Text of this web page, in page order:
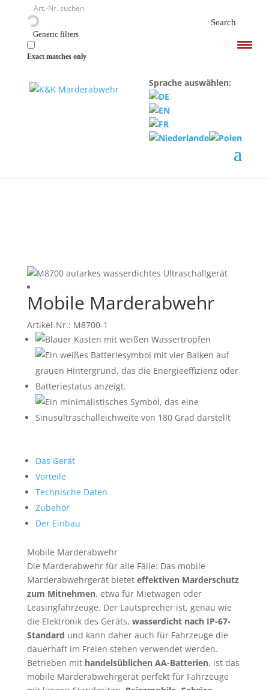
Search
Generic filters
Exact matches only
Sprache auswählen:
Marderschutz bei Opel
Mobile Marderabwehr
Artikel-Nr.: M8700-1
Das Gerät
Vorteile
Technische Daten
Zubehör
Der Einbau
Mobile Marderabwehr
Die Marderabwehr für alle Fälle: Das mobile
Marderabwehrgerät bietet effektiven Marderschutz
zum Mitnehmen, etwa für Mietwagen oder
Leasingfahrzeuge. Der Lautsprecher ist, genau wie
die Elektronik des Geräts, wasserdicht nach IP-67-
Standard und kann daher auch für Fahrzeuge die
dauerhaft im Freien stehen verwendet werden.
Betrieben mit handelsüblichen AA-Batterien, ist das
mobile Marderabwehrgerät perfekt für Fahrzeuge